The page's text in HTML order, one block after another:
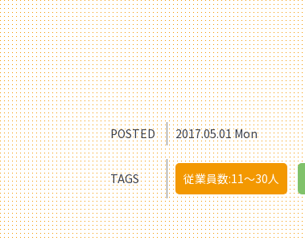
POSTED 2017.05.01 Mon
TAGS 従業員数:11〜30人